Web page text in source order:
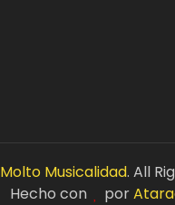
Molto Musicalidad. All
Hecho con
por